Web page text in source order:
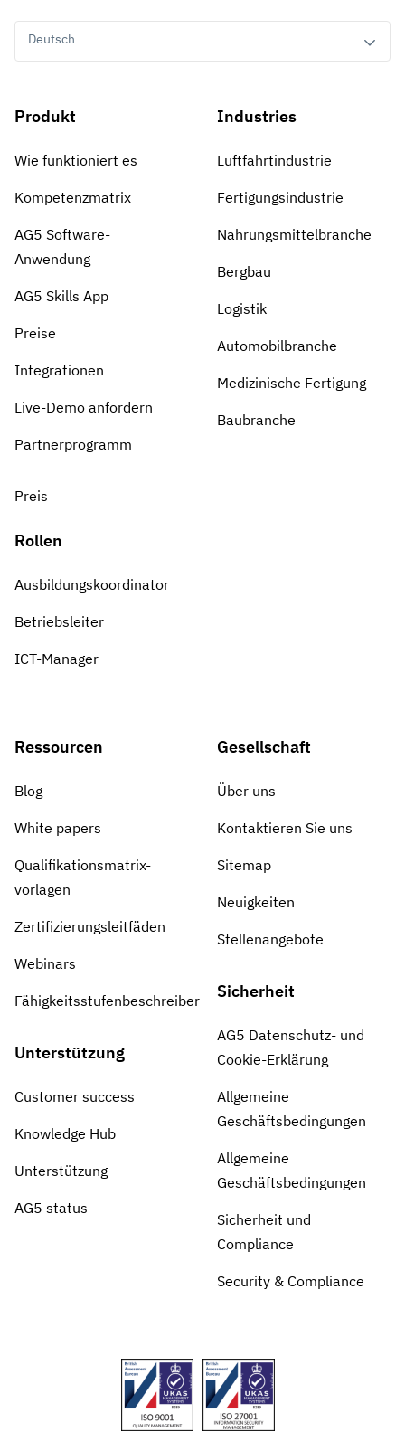
Deutsch
Produkt
Wie funktioniert es
Kompetenzmatrix
AG5 Software-
Anwendung
AG5 Skills App
Preise
Integrationen
Live-Demo anfordern
Partnerprogramm
Preis
Rollen
Ausbildungskoordinator
Betriebsleiter
ICT-Manager
Industries
Luftfahrtindustrie
Fertigungsindustrie
Nahrungsmittelbranche
Bergbau
Logistik
Automobilbranche
Medizinische Fertigung
Baubranche
Ressourcen
Blog
White papers
Qualifikationsmatrix-
vorlagen
Zertifizierungsleitfäden
Webinars
Fähigkeitsstufenbeschreiber
Unterstützung
Customer success
Knowledge Hub
Unterstützung
AG5 status
Gesellschaft
Über uns
Kontaktieren Sie uns
Sitemap
Neuigkeiten
Stellenangebote
Sicherheit
AG5 Datenschutz- und
Cookie-Erklärung
Allgemeine
Geschäftsbedingungen
Allgemeine
Geschäftsbedingungen
Sicherheit und
Compliance
Security & Compliance